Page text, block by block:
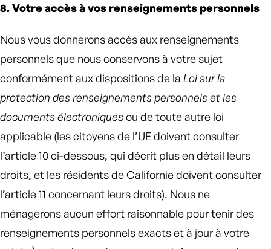
8. Votre accès à vos renseignements personnels
Nous vous donnerons accès aux renseignements
personnels que nous conservons à votre sujet
conformément aux dispositions de la Loi sur la
protection des renseignements personnels et les
documents électroniquesou de toute autre loi
applicable (les citoyens de l’UE doivent consulter
l’article 10 ci-dessous, qui décrit plus en détail leurs
droits, et les résidents de Californie doivent consulter
l’article 11 concernant leurs droits). Nous ne
ménagerons aucun effort raisonnable pour tenir des
renseignements personnels exacts et à jour à votre